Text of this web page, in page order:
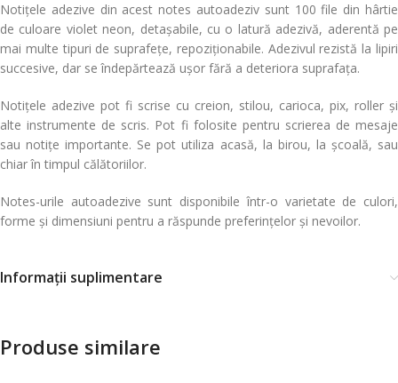
Notițele adezive din acest notes autoadeziv sunt 100 file din hârtie
de culoare violet neon, detașabile, cu o latură adezivă, aderentă pe
mai multe tipuri de suprafețe, repoziționabile. Adezivul rezistă la lipiri
succesive, dar se îndepărtează ușor fără a deteriora suprafața.
Notițele adezive pot fi scrise cu creion, stilou, carioca, pix, roller și
alte instrumente de scris. Pot fi folosite pentru scrierea de mesaje
sau notițe importante. Se pot utiliza acasă, la birou, la școală, sau
chiar în timpul călătoriilor.
Notes-urile autoadezive sunt disponibile într-o varietate de culori,
forme și dimensiuni pentru a răspunde preferințelor și nevoilor.
Informații suplimentare
Produse similare